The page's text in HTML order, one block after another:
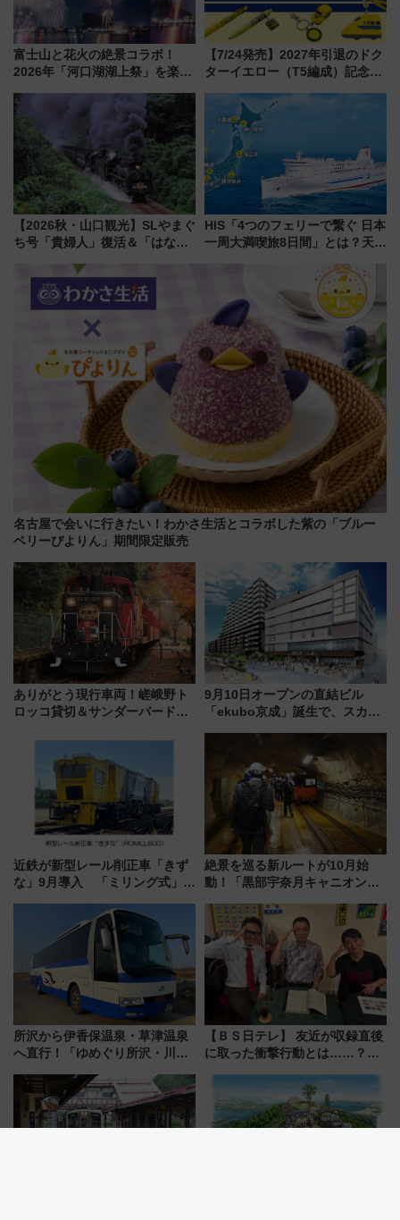
富士山と花火の絶景コラボ！
2026年「河口湖湖上祭」を楽し
ススメ
【7/24発売】2027年引退のドク
ターイエロー（T5編成）記念グ
送の目覚まし時計など通販・販
売店舗まとめ
【2026秋・山口観光】SLやまぐ
ち号「貴婦人」復活＆「はなあ
注目観光列車まとめ きっぷの取
り方は？
HIS「4つのフェリーで繋ぐ 日本
一周大満喫旅8日間」とは？天橋
の絶景＆限定グルメを網羅！煩
雑な手続きも不要でお手軽に楽
しめるプランが登場
名古屋で会いに行きたい！わかさ生活とコラボした紫の「ブルー
ベリーぴよりん」期間限定販売
ありがとう現行車両！嵯峨野ト
ロッコ貸切＆サンダーバードレ
く！9月13日「京都の鉄道満喫
ツアー」開催
9月10日オープンの直結ビル
「ekubo京成」誕生で、スカイ
新鎌ヶ谷はどう変わる？ 全テナ
ント情報も公開！
近鉄が新型レール削正車「きず
な」9月導入 「ミリング式」採
化！安全性や乗り心地の向上に
貢献するだけでなく、全線区で
活躍するための仕組みも
絶景を巡る新ルートが10月始
動！「黒部宇奈月キャニオンル
ジ」がオープン
所沢から伊香保温泉・草津温泉
へ直行！「ゆめぐり所沢・川越
軽に 運行ダイヤ・運賃を解説
【ＢＳ日テレ】 友近が収録直後
に取った衝撃行動とは……？
で極上の夏祭り鉄道旅を放送